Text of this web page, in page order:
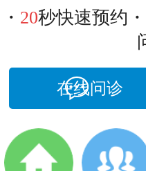
・ 20秒快速预约・
在线问诊